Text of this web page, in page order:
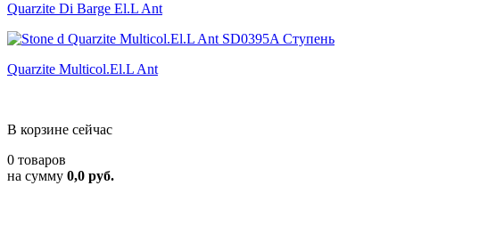
Quarzite Di Barge El.L Ant
Quarzite Multicol.El.L Ant
В корзине сейчас
0 товаров
на сумму 0,0 руб.